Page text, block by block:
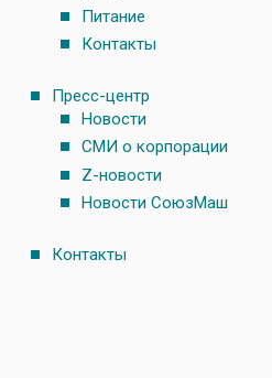
Питание
Контакты
Пресс-центр
Новости
СМИ о корпорации
Z-новости
Новости СоюзМаш
Контакты